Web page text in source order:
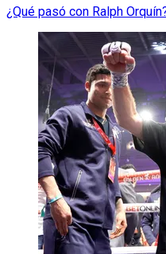
¿Qué pasó con Ralph